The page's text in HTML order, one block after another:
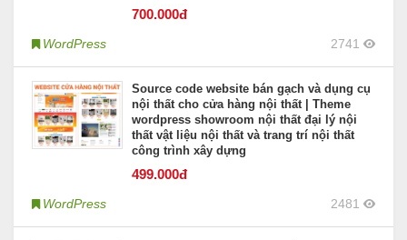
700.000đ
WordPress 2741
Source code website bán gạch và dụng cụ
nội thất cho cửa hàng nội thất | Theme
wordpress showroom nội thất đại lý nội
thất vật liệu nội thất và trang trí nội thất
công trình xây dựng
499.000đ
WordPress 2481